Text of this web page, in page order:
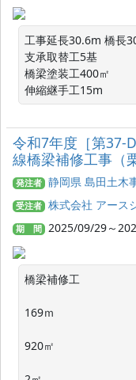
工事延長30.6m 橋長
支承取替工5基
橋梁塗装工400㎡
伸縮継手工15m
令和7年度［第37-
線橋梁補修工事（
発注者 静岡県 島田土木
受注者 株式会社 アース
期 間 2025/09/29～
橋梁補修工　　　　
水切
169ｍ
現場塗替
920㎡
現場塗替